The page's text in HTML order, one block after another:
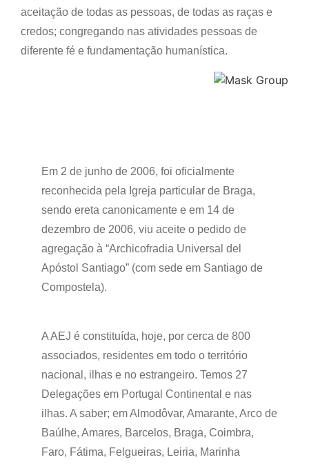
aceitação de todas as pessoas, de todas as raças e
credos; congregando nas atividades pessoas de
diferente fé e fundamentação humanística.
Em 2 de junho de 2006, foi oficialmente
reconhecida pela Igreja particular de Braga,
sendo ereta canonicamente e em 14 de
dezembro de 2006, viu aceite o pedido de
agregação à “Archicofradia Universal del
Apóstol Santiago” (com sede em Santiago de
Compostela).
A AEJ é constituída, hoje, por cerca de 800
associados, residentes em todo o território
nacional, ilhas e no estrangeiro. Temos 27
Delegações em Portugal Continental e nas
ilhas. A saber; em Almodôvar, Amarante, Arco de
Baúlhe, Amares, Barcelos, Braga, Coimbra,
Faro, Fátima, Felgueiras, Leiria, Marinha